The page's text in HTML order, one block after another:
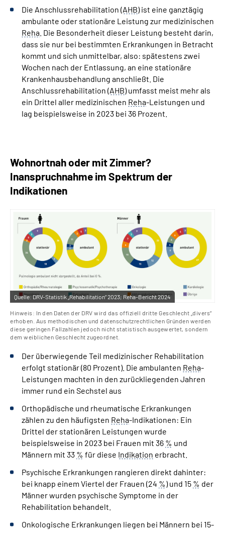
Die Anschlussrehabilitation (AHB) ist eine ganztägig
ambulante oder stationäre Leistung zur medizinischen
Reha . Die Besonderheit dieser Leistung besteht darin,
dass sie nur bei bestimmten Erkrankungen in Betracht
kommt und sich unmittelbar, also: spätestens zwei
Wochen nach der Entlassung, an eine stationäre
Krankenhausbehandlung anschließt. Die
Anschlussrehabilitation (AHB) umfasst meist mehr als
ein Drittel aller medizinischen Reha-Leistungen und
lag beispielsweise in 2023 bei 36­ Prozent.
Wohnortnah oder mit Zimmer?
Inanspruchnahme im Spektrum der
Indikationen
Quelle:DRV-Statistik „Rehabilitation“ 2023; Reha-Bericht 2024
Hinweis: In den Daten der DRV wird das offiziell dritte Geschlecht „divers“
erhoben. Aus methodischen und datenschutzrechtlichen Gründen werden
diese geringen Fallzahlen jedoch nicht statistisch ausgewertet, sondern
dem weiblichen Geschlecht zugeordnet.
Der überwiegende Teil medizinischer Rehabilitation
erfolgt stationär (80­ Prozent). Die ambulanten Reha-
Leistungen machten in den zurückliegenden Jahren
immer rund ein Sechstel aus
Orthopädische und rheumatische Erkrankungen
zählen zu den häufigsten Reha-Indikationen: Ein
Drittel der stationären Leistungen wurde
beispielsweise in 2023 bei Frauen mit 36­ % und
Männern mit 33­ % für diese Indikation erbracht.
Psychische Erkrankungen rangieren direkt dahinter:
bei knapp einem Viertel der Frauen (24­ %) und 15­ % der
Männer wurden psychische Symptome in der
Rehabilitation behandelt.
Onkologische Erkrankungen liegen bei Männern bei 15­